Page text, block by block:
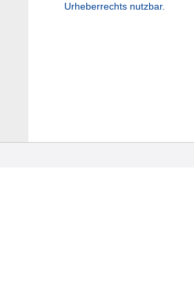
Urheberrechts nutzbar.